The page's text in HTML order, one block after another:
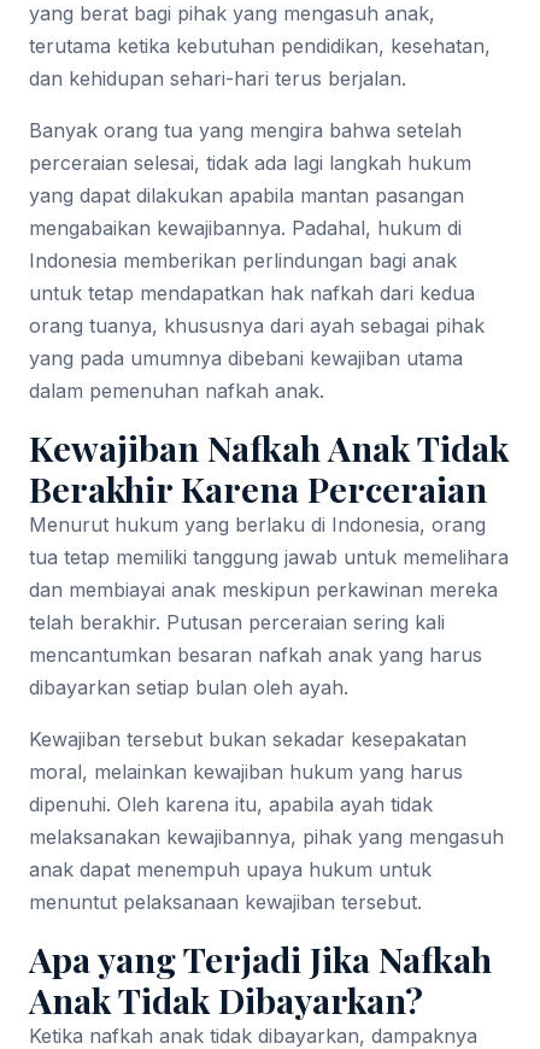
yang berat bagi pihak yang mengasuh anak,
terutama ketika kebutuhan pendidikan, kesehatan,
dan kehidupan sehari-hari terus berjalan.
Banyak orang tua yang mengira bahwa setelah
perceraian selesai, tidak ada lagi langkah hukum
yang dapat dilakukan apabila mantan pasangan
mengabaikan kewajibannya. Padahal, hukum di
Indonesia memberikan perlindungan bagi anak
untuk tetap mendapatkan hak nafkah dari kedua
orang tuanya, khususnya dari ayah sebagai pihak
yang pada umumnya dibebani kewajiban utama
dalam pemenuhan nafkah anak.
Kewajiban Nafkah Anak Tidak
Berakhir Karena Perceraian
Menurut hukum yang berlaku di Indonesia, orang
tua tetap memiliki tanggung jawab untuk memelihara
dan membiayai anak meskipun perkawinan mereka
telah berakhir. Putusan perceraian sering kali
mencantumkan besaran nafkah anak yang harus
dibayarkan setiap bulan oleh ayah.
Kewajiban tersebut bukan sekadar kesepakatan
moral, melainkan kewajiban hukum yang harus
dipenuhi. Oleh karena itu, apabila ayah tidak
melaksanakan kewajibannya, pihak yang mengasuh
anak dapat menempuh upaya hukum untuk
menuntut pelaksanaan kewajiban tersebut.
Apa yang Terjadi Jika Nafkah
Anak Tidak Dibayarkan?
Ketika nafkah anak tidak dibayarkan, dampaknya